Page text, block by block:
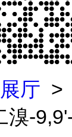
厅 >
溴-